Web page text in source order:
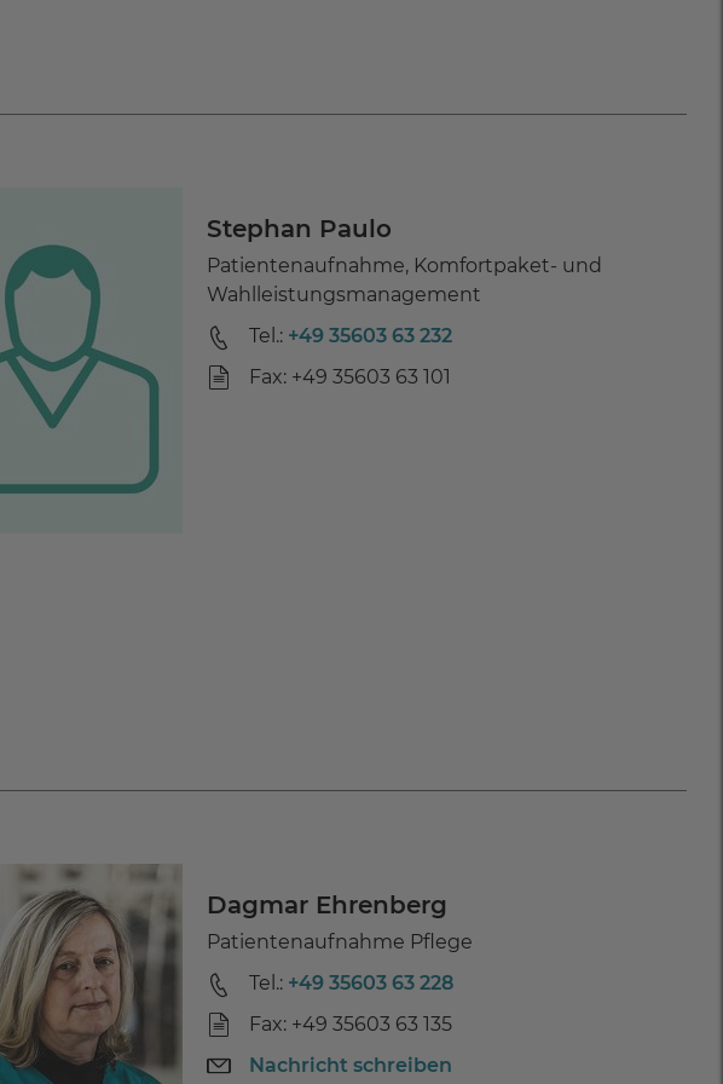
Stephan Paulo
Patientenaufnahme, Komfortpaket- und
Wahlleistungsmanagement
Tel.: +49 35603 63 232
Fax: +49 35603 63 101
Dagmar Ehrenberg
Patientenaufnahme Pflege
Tel.: +49 35603 63 228
Fax: +49 35603 63 135
Nachricht schreiben